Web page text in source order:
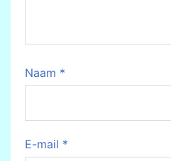
Naam *
E-mail *